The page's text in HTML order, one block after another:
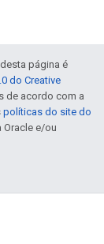
página é
do Creative
de acordo com a
políticas do site do
Oracle e/ou